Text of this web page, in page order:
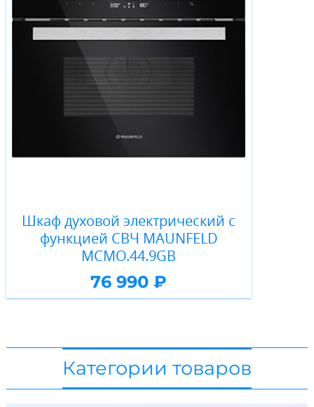
Шкаф духовой электрический с
функцией СВЧ MAUNFELD
MCMO.44.9GB
76 990 ₽
Категории товаров